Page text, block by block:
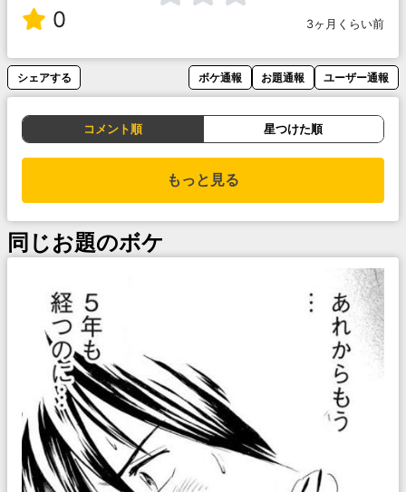
0 3ヶ月くらい前
シェアする ボケ通報 お題通報 ユーザー通報
コメント順 星つけた順
もっと見る
同じお題のボケ